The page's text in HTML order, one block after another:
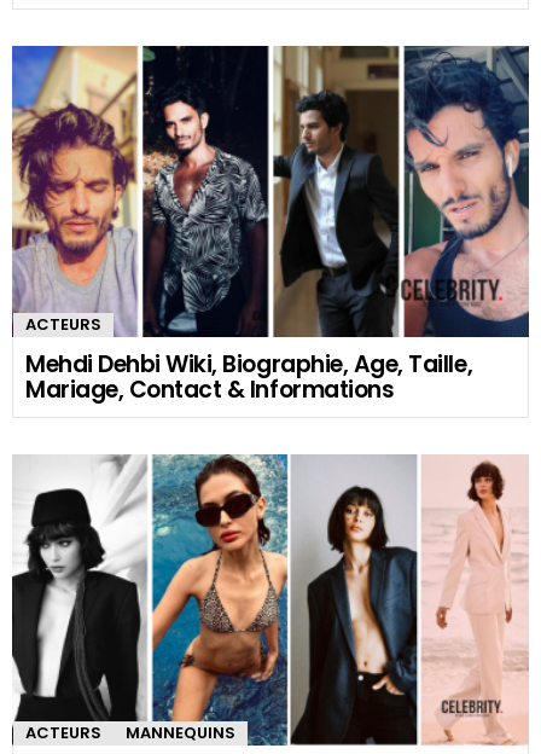
ACTEURS
Mehdi Dehbi Wiki, Biographie, Age, Taille,
Mariage, Contact & Informations
ACTEURS MANNEQUINS